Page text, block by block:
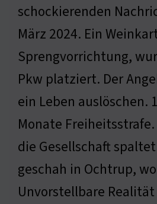
schockierenden
März 2024. Ein
Sprengvorrichtung,
Pkw platziert. Der
ein Leben auslöschen.
Monate
die Gesellschaft
geschah in Ochtrup,
Unvorstellbare